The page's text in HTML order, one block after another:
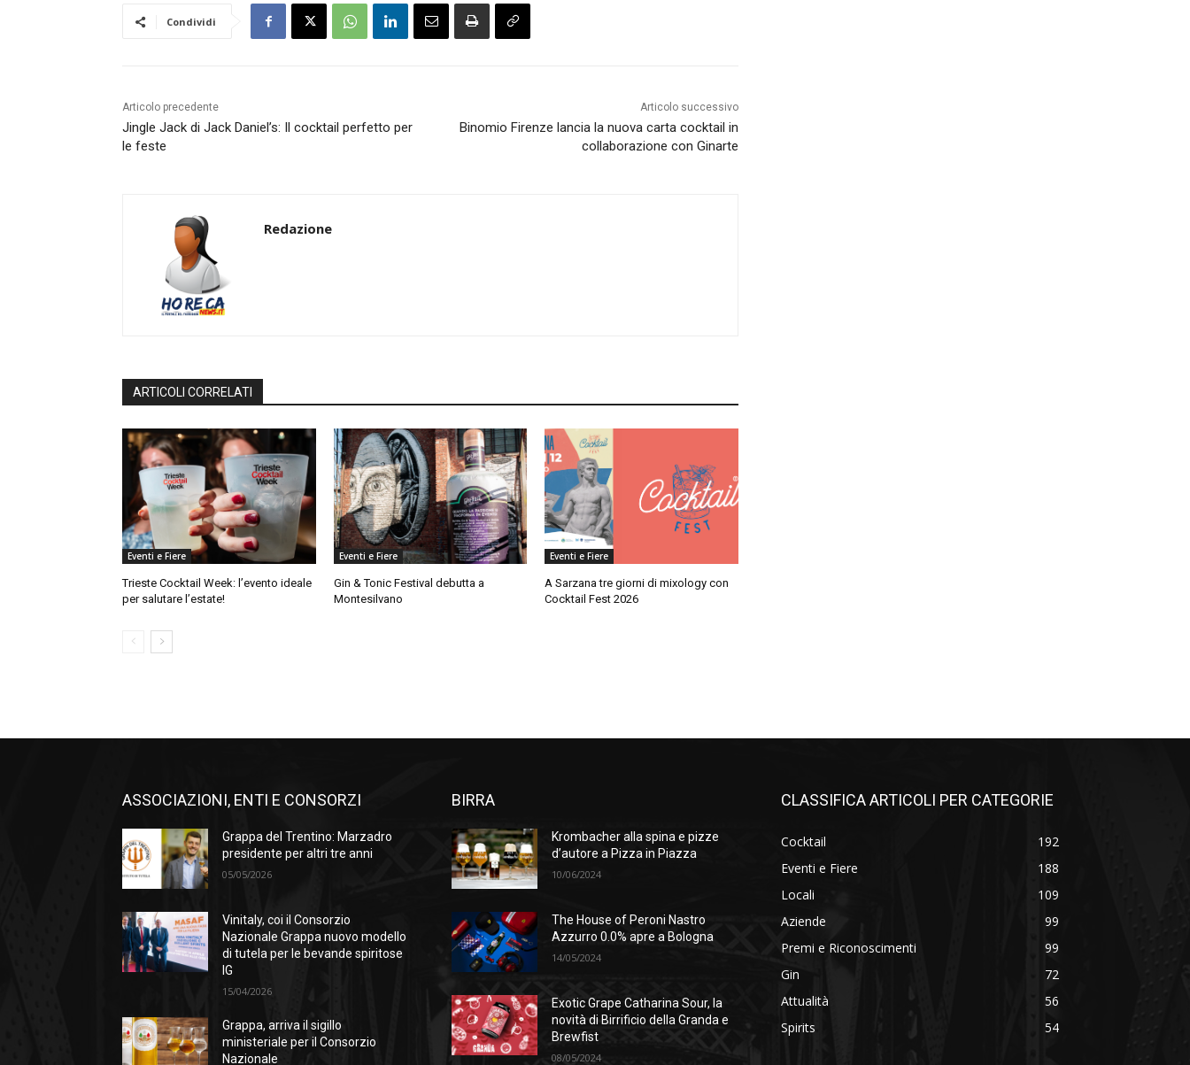
Condividi
Articolo precedente
Jingle Jack di Jack Daniel’s: Il cocktail perfetto per
le feste
Articolo successivo
Binomio Firenze lancia la nuova carta cocktail in
collaborazione con Ginarte
Redazione
ARTICOLI CORRELATI
Eventi e Fiere
Trieste Cocktail Week: l’evento ideale
per salutare l’estate!
Eventi e Fiere
Gin & Tonic Festival debutta a
Montesilvano
Eventi e Fiere
A Sarzana tre giorni di mixology con
Cocktail Fest 2026
ASSOCIAZIONI, ENTI E CONSORZI
Grappa del Trentino: Marzadro
presidente per altri tre anni
05/05/2026
Vinitaly, coi il Consorzio
Nazionale Grappa nuovo modello
di tutela per le bevande spiritose
IG
15/04/2026
Grappa, arriva il sigillo
ministeriale per il Consorzio
Nazionale
BIRRA
Krombacher alla spina e pizze
d’autore a Pizza in Piazza
10/06/2024
The House of Peroni Nastro
Azzurro 0.0% apre a Bologna
14/05/2024
Exotic Grape Catharina Sour, la
novità di Birrificio della Granda e
Brewfist
08/05/2024
CLASSIFICA ARTICOLI PER CATEGORIE
Cocktail
192
Eventi e Fiere
188
Locali
109
Aziende
99
Premi e Riconoscimenti
99
Gin
72
Attualità
56
Spirits
54